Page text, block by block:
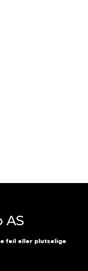
AS
feil eller plutselige